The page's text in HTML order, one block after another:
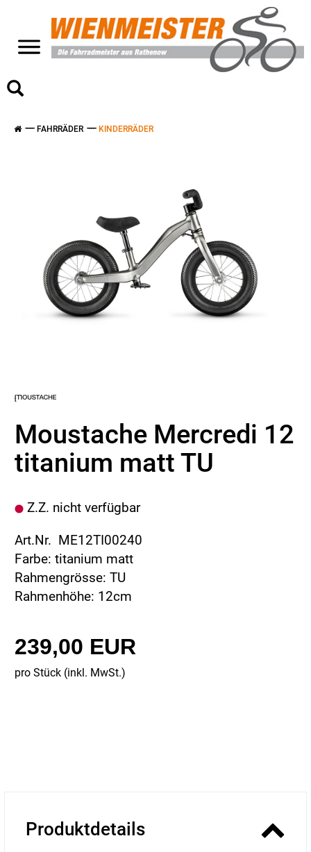
FAHRRÄDER KINDERRÄDER
Moustache Mercredi 12
titanium matt TU
Z.Z. nicht verfügbar
Art.Nr. ME12TI00240
Farbe: titanium matt
Rahmengrösse: TU
Rahmenhöhe: 12cm
239,00 EUR
pro Stück (inkl. MwSt.)
Produktdetails